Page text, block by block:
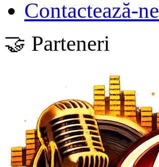
Contactează-ne
🤝 Parteneri